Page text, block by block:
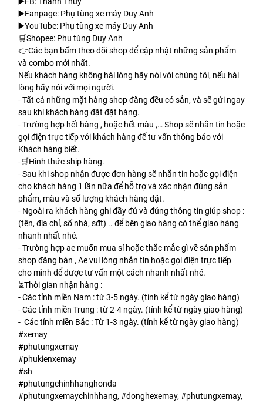
▶️Fanpage: Phụ tùng xe máy Duy Anh
▶️YouTube: Phụ tùng xe máy Duy Anh
🛒Shopee: Phụ tùng Duy Anh
👉Các bạn bấm theo dõi shop để cập nhật những sản phẩm
và combo mới nhất.
Nếu khách hàng không hài lòng hãy nói với chúng tôi, nếu hài
lòng hãy nói với mọi người.
- Tất cả những mặt hàng shop đăng đều có sẵn, và sẽ gửi ngay
sau khi khách hàng đặt đặt hàng.
- Trường hợp hết hàng , hoặc hết màu ,… Shop sẽ nhắn tin hoặc
gọi điện trực tiếp với khách hàng để tư vấn thông báo với
Khách hàng biết.
-🛒Hình thức ship hàng.
- Sau khi shop nhận được đơn hàng sẽ nhắn tin hoặc gọi điện
cho khách hàng 1 lần nữa để hỗ trợ và xác nhận đúng sản
phẩm, màu và số lượng khách hàng đặt.
- Ngoài ra khách hàng ghi đầy đủ và đúng thông tin giúp shop :
(tên, địa chỉ, số nhà, sđt) .. để bên giao hàng có thể giao hàng
nhanh nhất nhé.
- Trường hợp ae muốn mua sỉ hoặc thắc mắc gì về sản phẩm
shop đăng bán , Ae vui lòng nhắn tin hoặc gọi điện trực tiếp
cho mình để được tư vấn một cách nhanh nhất nhé.
⏳Thời gian nhận hàng :
- Các tỉnh miền Nam : từ 3-5 ngày. (tính kể từ ngày giao hàng)
- Các tỉnh miền Trung : từ 2-4 ngày. (tính kể từ ngày giao hàng)
- Các tỉnh miền Bắc : Từ 1-3 ngày. (tính kể từ ngày giao hàng)
#xemay
#phutungxemay
#phukienxemay
#sh
#phutungchinhhanghonda
#phutungxemaychinhhang, #donghexemay, #phutungxemay,